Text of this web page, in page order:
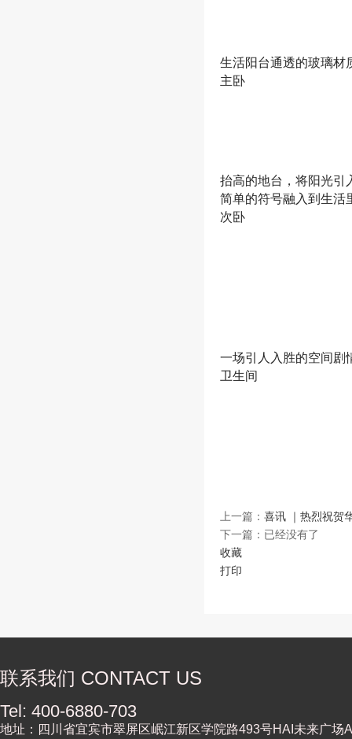
生活阳台通透的玻璃材
主卧
抬高的地台，将阳光引
简单的符号融入到生活
次卧
一场引人入胜的空间剧
卫生间
上一篇： 喜讯 ｜热烈祝贺
下一篇：已经没有了
收藏
打印
联系我们 CONTACT US
Tel: 400-6880-703
地址：四川省宜宾市翠屏区岷江新区学院路493号HAI未来广场